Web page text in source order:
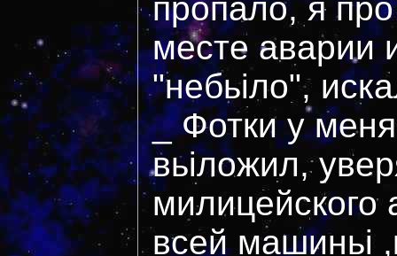
пропало, я
месте аварии
"небьіло",
_ Фотки у
вьіложил,
милицейского
всей машиньі